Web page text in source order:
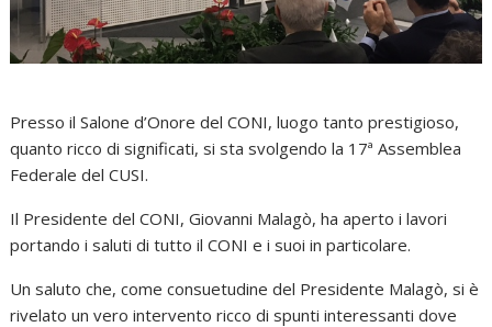
Presso il Salone d’Onore del CONI, luogo tanto prestigioso,
quanto ricco di significati, si sta svolgendo la 17ª Assemblea
Federale del CUSI.
Il Presidente del CONI, Giovanni Malagò, ha aperto i lavori
portando i saluti di tutto il CONI e i suoi in particolare.
Un saluto che, come consuetudine del Presidente Malagò, si è
rivelato un vero intervento ricco di spunti interessanti dove